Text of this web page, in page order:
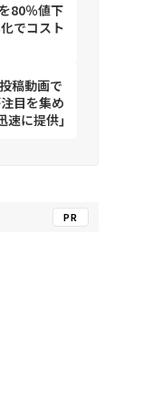
80％値下
でコスト
稿動画で
目を集め
に提供」
PR